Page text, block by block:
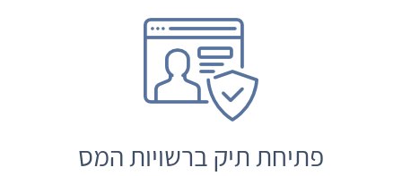
פתיחת תיק ברשויות המס